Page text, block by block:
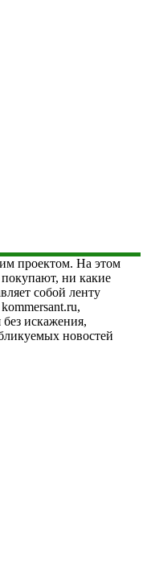
проектом. На этом
ни какие
собой ленту
искажения,
новостей